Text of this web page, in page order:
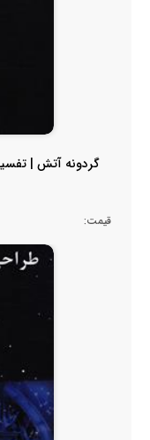
گردونه آتش |
قیمت: